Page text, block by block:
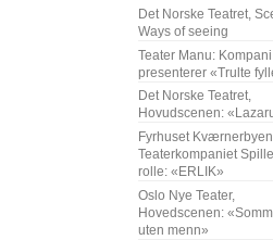
Det Norske Teatret,
Ways of seeing
Teater Manu:
presenterer «Trulte
Det Norske Teatret,
Hovudscenen:
Fyrhuset
Teaterkompaniet
rolle: «ERLIK»
Oslo Nye Teater,
Hovedscenen:
uten menn»